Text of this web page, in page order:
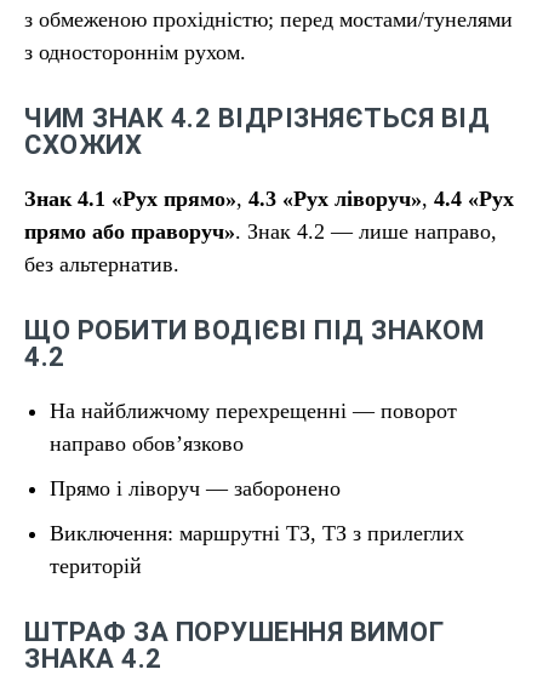
з обмеженою прохідністю; перед мостами/тунелями
з одностороннім рухом.
ЧИМ ЗНАК 4.2 ВІДРІЗНЯЄТЬСЯ ВІД
СХОЖИХ
Знак 4.1 «Рух прямо», 4.3 «Рух ліворуч», 4.4 «Рух
прямо або праворуч». Знак 4.2 — лише направо,
без альтернатив.
ЩО РОБИТИ ВОДІЄВІ ПІД ЗНАКОМ
4.2
На найближчому перехрещенні — поворот
направо обов’язково
Прямо і ліворуч — заборонено
Виключення: маршрутні ТЗ, ТЗ з прилеглих
територій
ШТРАФ ЗА ПОРУШЕННЯ ВИМОГ
ЗНАКА 4.2